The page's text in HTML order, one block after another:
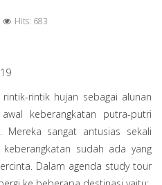
Hits: 683
rintik hujan sebagai alunan
keberangkatan putra-putri
sangat antusias sekali
sudah ada yang
Dalam agenda study tour